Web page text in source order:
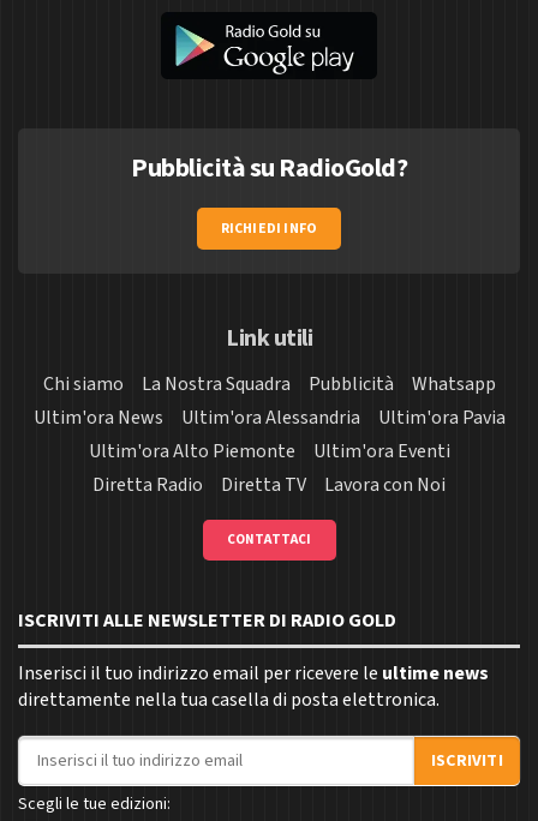
Pubblicità su RadioGold?
RICHIEDI INFO
Link utili
Chi siamo La Nostra Squadra Pubblicità
Whatsapp
Ultim'ora News
Ultim'ora Alessandria
Ultim'ora Pavia
Ultim'ora Alto Piemonte
Ultim'ora Eventi
Diretta Radio
Diretta TV Lavora con Noi
CONTATTACI
ISCRIVITI ALLE NEWSLETTER DI RADIO GOLD
Inserisci il tuo indirizzo email per ricevere le ultime news
direttamente nella tua casella di posta elettronica.
Indirizzo email
ISCRIVITI
Scegli le tue edizioni: